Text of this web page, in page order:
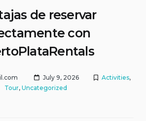
de reservar
con
July 9, 2026 Activities,
Tour, Uncategorized